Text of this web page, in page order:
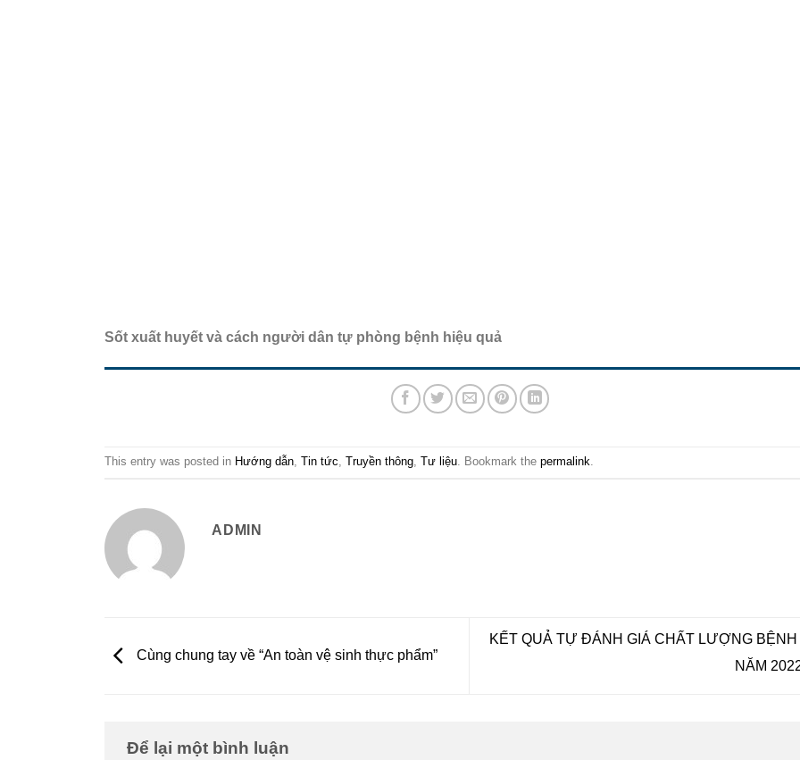
Sốt xuất huyết và cách người dân tự phòng bệnh hiệu quả
This entry was posted in Hướng dẫn, Tin tức, Truyền thông, Tư liệu. Bookmark the permalink.
ADMIN
Cùng chung tay về “An toàn vệ sinh thực phẩm”
KẾT QUẢ TỰ ĐÁNH GIÁ CHẤT LƯỢNG BỆNH
NĂM
Để lại một bình luận